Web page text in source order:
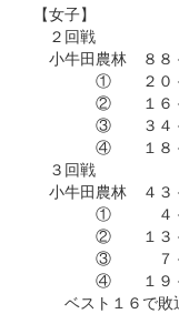
【女子】
２回戦
小牛田農林 ８８
① ２０－
② １６－
③ ３４－
④ １８－
３回戦
小牛田農林 ４３
① ４－
② １３－
③ ７－
④ １９－
ベスト１６で敗